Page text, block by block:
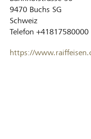
9470 Buchs SG
Schweiz
Telefon +41817580000
https://